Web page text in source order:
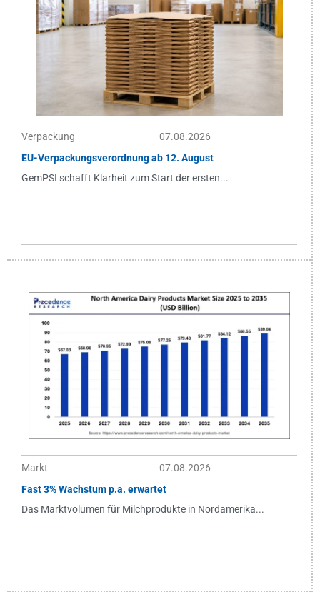
Verpackung
07.08.2026
EU-Verpackungsverordnung ab 12. August
GemPSI schafft Klarheit zum Start der ersten...
Markt
07.08.2026
Fast 3% Wachstum p.a. erwartet
Das Marktvolumen für Milchprodukte in Nordamerika...